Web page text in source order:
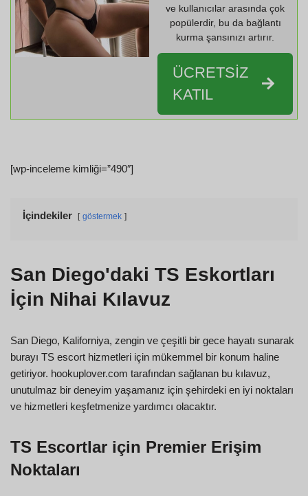
ve kullanıcılar arasında çok
popülerdir, bu da bağlantı
kurma şansınızı artırır.
ÜCRETSİZ
KATIL
[wp-inceleme kimliği=”490″]
İçindekiler göstermek
San Diego'daki TS Eskortları
İçin Nihai Kılavuz
San Diego, Kaliforniya, zengin ve çeşitli bir gece hayatı sunarak
burayı TS escort hizmetleri için mükemmel bir konum haline
getiriyor. hookuplover.com tarafından sağlanan bu kılavuz,
unutulmaz bir deneyim yaşamanız için şehirdeki en iyi noktaları
ve hizmetleri keşfetmenize yardımcı olacaktır.
TS Escortlar için Premier Erişim
Noktaları